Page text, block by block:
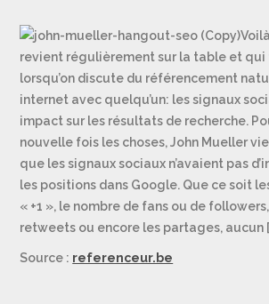
revient régulièrement sur la table et
lorsqu’on discute du référencement
internet avec quelqu’un: les signaux
impact sur les résultats de recherche.
nouvelle fois les choses, John Mueller
que les signaux sociaux n’avaient pas
les positions dans Google. Que ce soit
« +1 », le nombre de fans ou de
retweets ou encore les partages, aucun
Source : referenceur.be